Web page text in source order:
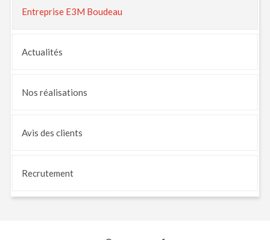
Entreprise E3M Boudeau
Actualités
Nos réalisations
Avis des clients
Recrutement